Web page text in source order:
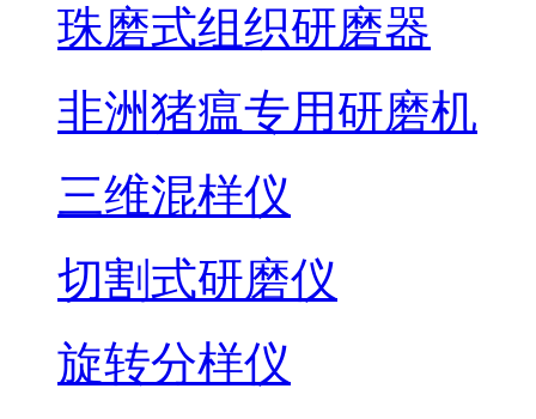
珠磨式组织研磨器
非洲猪瘟专用研磨机
三维混样仪
切割式研磨仪
旋转分样仪